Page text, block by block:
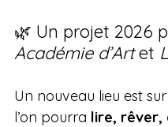
🌿 Un projet 2026
Académie d’Art et
Un nouveau lieu est
l’on pourra lire, rêver,